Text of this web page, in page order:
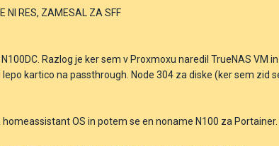
NI RES, ZAMESAL ZA SFF
Razlog je ker sem v Proxmoxu naredil TrueNAS VM
lepo kartico na passthrough. Node 304 za diske (ker sem
OS in potem se en noname N100 za Portainer.